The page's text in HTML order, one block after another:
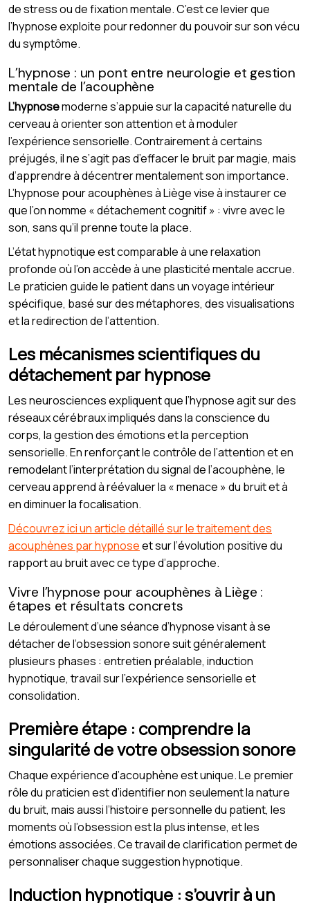
de stress ou de fixation mentale. C’est ce levier que
l’hypnose exploite pour redonner du pouvoir sur son vécu
du symptôme.
L’hypnose : un pont entre neurologie et gestion
mentale de l’acouphène
L’hypnosemoderne s’appuie sur la capacité naturelle du
cerveau à orienter son attention et à moduler
l’expérience sensorielle. Contrairement à certains
préjugés, il ne s’agit pas d’effacer le bruit par magie, mais
d’apprendre à décentrer mentalement son importance.
L’hypnose pour acouphènes à Liège vise à instaurer ce
que l’on nomme « détachement cognitif » : vivre avec le
son, sans qu’il prenne toute la place.
L’état hypnotique est comparable à une relaxation
profonde où l’on accède à une plasticité mentale accrue.
Le praticien guide le patient dans un voyage intérieur
spécifique, basé sur des métaphores, des visualisations
et la redirection de l’attention.
Les mécanismes scientifiques du
détachement par hypnose
Les neurosciences expliquent que l’hypnose agit sur des
réseaux cérébraux impliqués dans la conscience du
corps, la gestion des émotions et la perception
sensorielle. En renforçant le contrôle de l’attention et en
remodelant l’interprétation du signal de l’acouphène, le
cerveau apprend à réévaluer la « menace » du bruit et à
en diminuer la focalisation.
Découvrez ici un article détaillé sur le traitement des
acouphènes par hypnoseet sur l’évolution positive du
rapport au bruit avec ce type d’approche.
Vivre l’hypnose pour acouphènes à Liège :
étapes et résultats concrets
Le déroulement d’une séance d’hypnose visant à se
détacher de l’obsession sonore suit généralement
plusieurs phases : entretien préalable, induction
hypnotique, travail sur l’expérience sensorielle et
consolidation.
Première étape : comprendre la
singularité de votre obsession sonore
Chaque expérience d’acouphène est unique. Le premier
rôle du praticien est d’identifier non seulement la nature
du bruit, mais aussi l’histoire personnelle du patient, les
moments où l’obsession est la plus intense, et les
émotions associées. Ce travail de clarification permet de
personnaliser chaque suggestion hypnotique.
Induction hypnotique : s’ouvrir à un